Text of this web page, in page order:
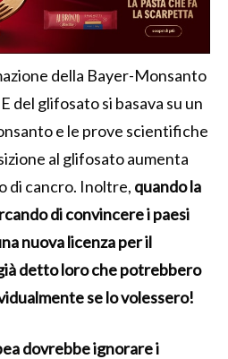
della Bayer-Monsanto
del glifosato si basava su un
e le prove scientifiche
al glifosato aumenta
di cancro. Inoltre, quando la
di convincere i paesi
nuova licenza per il
detto loro che potrebbero
se lo volessero!
dovrebbe ignorare i